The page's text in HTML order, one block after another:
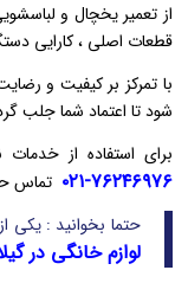
از تعمیر یخچال و
قطعات اصلی ، کارایی
با تمرکز بر کیفیت و
‌شود تا اعتماد شما جلب
برای استفاده از خدمات
۷۶۲۴۶۹۷۶-۰۲۱
تماس
حتما بخوانید : یکی
لوازم خانگی در